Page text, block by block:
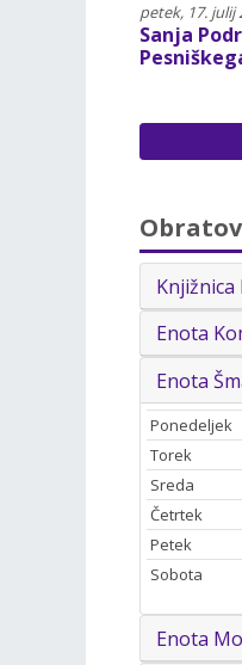
petek, 17. julij
Sanja
Knjižnica
Enota
Enota
Ponedeljek
Torek
Sreda
Četrtek
Petek
Sobota
Enota